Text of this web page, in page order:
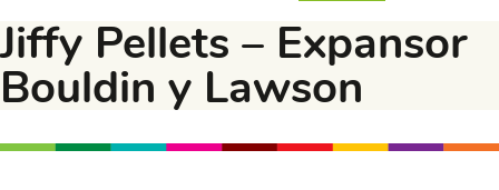
Jiffy Pellets – Expansor
Bouldin y Lawson